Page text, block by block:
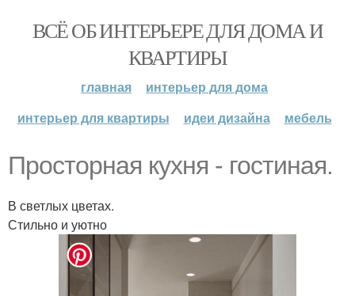
ВСЁ ОБ ИНТЕРЬЕРЕ ДЛЯ ДОМА И
КВАРТИРЫ
главная
интерьер для дома
интерьер для квартиры
идеи дизайна мебель
Просторная кухня - гостиная.
В светлых цветах.
Стильно и уютно